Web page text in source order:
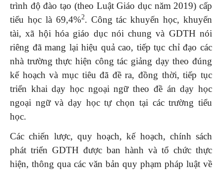
trình độ đào tạo (theo Luật Giáo dục năm 2019) cấp
tiểu học là 69,4%2. Công tác khuyến học, khuyến
tài, xã hội hóa giáo dục nói chung và GDTH nói
riêng đã mang lại hiệu quả cao, tiếp tục chỉ đạo các
nhà trường thực hiện công tác giảng dạy theo đúng
kế hoạch và mục tiêu đã đề ra, đồng thời, tiếp tục
triển khai dạy học ngoại ngữ theo đề án dạy học
ngoại ngữ và dạy học tự chọn tại các trường tiểu
học.
Các chiến lược, quy hoạch, kế hoạch, chính sách
phát triển GDTH được ban hành và tổ chức thực
hiện, thông qua các văn bản quy phạm pháp luật về